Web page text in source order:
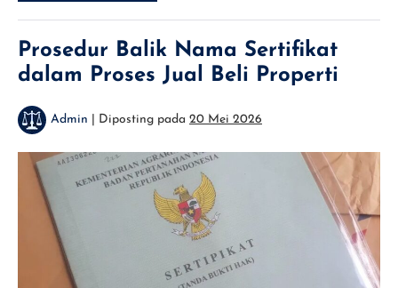
Balik
Sertifikat
Tanah
Tanpa
Penjelasannya
Prosedur Balik Nama Sertifikat
dalam Proses Jual Beli Properti
Admin Diposting pada 20 Mei 2026
Prosedur
Balik
Nama
Sertifikat